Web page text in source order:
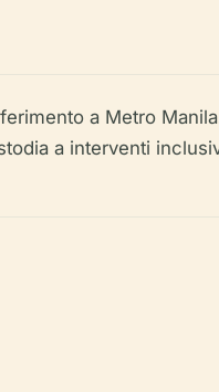
a Metro
a interventi